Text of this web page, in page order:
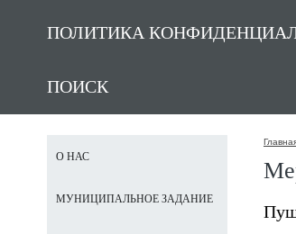
ПОЛИТИКА
ПОИСК
О НАС
МУНИЦИПАЛЬНОЕ ЗАДАНИЕ